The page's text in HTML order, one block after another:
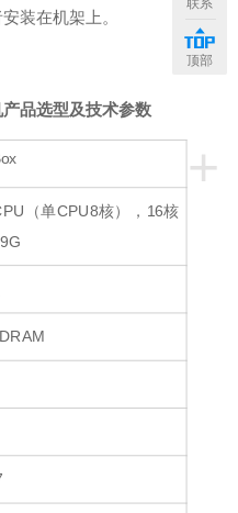
装在机架上。
产品选型及技术参数
+
（单CPU8核）， 16核
联系
顶部